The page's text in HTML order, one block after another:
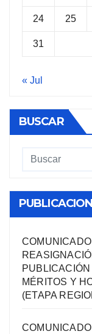
24 25
31
« Jul
BUSCAR
MÉRITOS Y
(ETAPA